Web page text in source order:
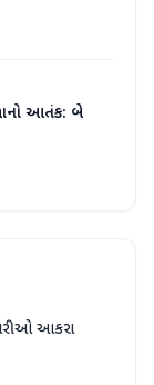
આતંક: બે
આકરા